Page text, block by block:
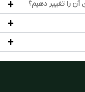
آن را تغییر دهیم؟